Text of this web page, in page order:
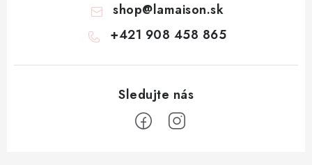
shop@lamaison.sk
+421 908 458 865